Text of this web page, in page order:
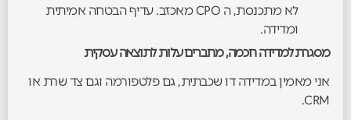
לא מתכנסת, ה CPO מאכזב. עדיף הבטחה אמיתית
ומדידה.
מסגרת למדידה חכמה, מחברים עלות לתוצאה עסקית
אני מאמין במדידה דו שכבתית, גם פלטפורמה וגם צד שרת או
CRM.